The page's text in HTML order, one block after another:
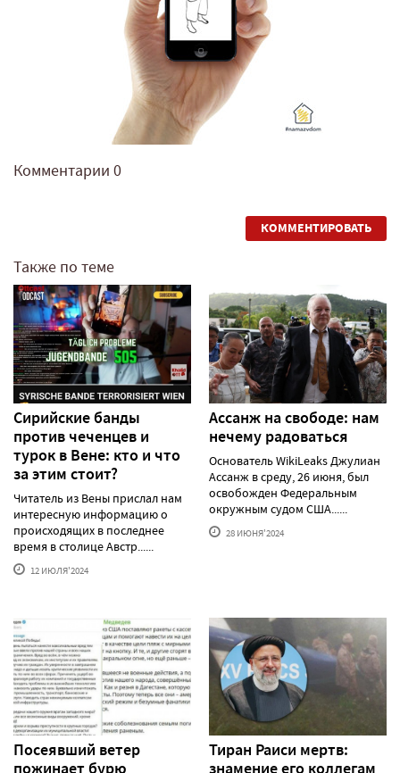
Комментарии 0
КОММЕНТИРОВАТЬ
Также по теме
Сирийские банды
против чеченцев и
турок в Вене: кто и что
за этим стоит?
Читатель из Вены прислал нам
интересную информацию о
происходящих в последнее
время в столице Австр......
12 ИЮЛЯ'2024
Ассанж на свободе: нам
нечему радоваться
Основатель WikiLeaks Джулиан
Ассанж в среду, 26 июня, был
освобожден Федеральным
окружным судом США......
28 ИЮНЯ'2024
Посеявший ветер
пожинает бурю
Тиран Раиси мертв:
знамение его коллегам